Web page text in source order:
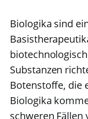
Biologika sind
Substanzen
Botenstoffe, die
Biologika
schweren